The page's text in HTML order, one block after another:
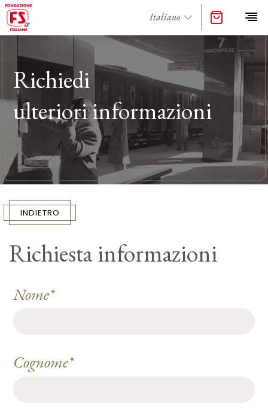
Richiedi
ulteriori informazioni
INDIETRO
Richiesta informazioni
Nome*
Cognome*